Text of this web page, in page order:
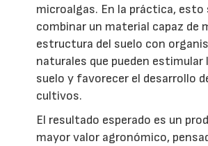
microalgas. En la práctica, esto
combinar un material capaz de
estructura del suelo con
naturales que pueden estimular
suelo y favorecer el desarrollo
cultivos.
El resultado esperado es un
mayor valor agronómico,